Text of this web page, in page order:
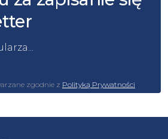
zgodnie z Polityką Prywatności